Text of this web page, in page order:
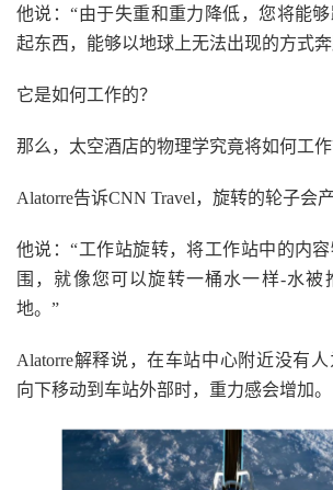
他说：“由于失重和重力降低，您将能
起东西，能够以地球上无法出现的方式
它是如何工作的？
那么，太空酒店的物理学究竟将如何工作
Alatorre告诉CNN Travel，旋转的轮子会
他说：“工作站旋转，将工作站中的内
围，就像您可以旋转一桶水一样-水被
地。”
Alatorre解释说，在车站中心附近没有
向下移动到车站外部时，重力感会增加。